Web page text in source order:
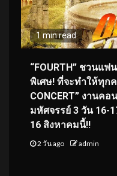
1 min read
“FOURTH” ชวนแ
พิเศษ! ที่จะทำให้ทุกค
CONCERT” งานค
มหัศจรรย์ 3 วัน 16-
16 สิงหาคมนี้!!
2 วัน ago admin